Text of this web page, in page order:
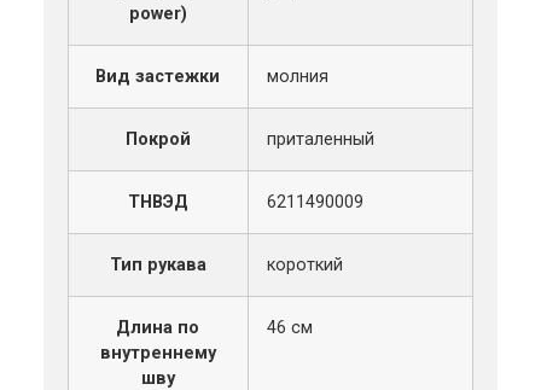
power)
Вид застежки молния
Покрой приталенный
ТНВЭД 6211490009
Тип рукава короткий
Длина по
внутреннему
шву
46 см